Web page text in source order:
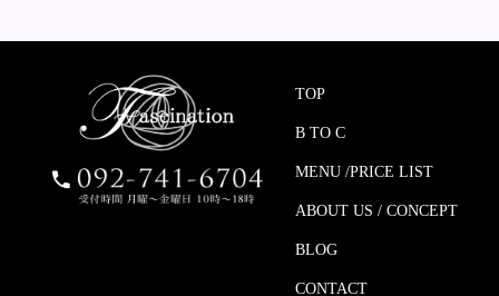
TOP
B TO C
MENU /PRICE LIST
ABOUT US / CONCEPT
BLOG
CONTACT